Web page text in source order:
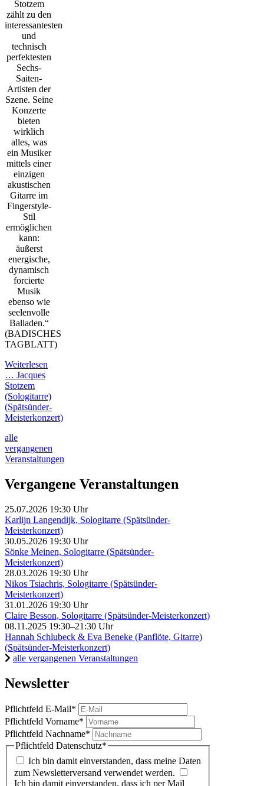
Stotzem
zählt zu den
interessantesten
und
technisch
perfektesten
Sechs-
Saiten-
Artisten der
Szene. Seine
Konzerte
bieten
wirklich
alles, was
ein Musiker
mittels einer
einzigen
akustischen
Gitarre im
Fingerstyle-
Stil
ermöglichen
kann:
äußerst
energische,
dynamisch
forcierte
Musik
ebenso wie
seelenvolle
Balladen.“
(BADISCHES
TAGBLATT)
Weiterlesen
… Jacques
Stotzem
(Sologitarre)
(Spätsünder-
Meisterkonzert)
alle
vergangenen
Veranstaltungen
Vergangene Veranstaltungen
25.07.2026 19:30 Uhr
Karlijn Langendijk, Sologitarre (Spätsünder-
Meisterkonzert)
30.05.2026 19:30 Uhr
Sönke Meinen, Sologitarre (Spätsünder-
Meisterkonzert)
28.03.2026 19:30 Uhr
Nikos Tsiachris, Sologitarre (Spätsünder-
Meisterkonzert)
31.01.2026 19:30 Uhr
Claire Besson, Sologitarre (Spätsünder-Meisterkonzert)
08.11.2025 19:30–21:30 Uhr
Hannah Schlubeck & Eva Beneke (Panflöte, Gitarre)
(Spätsünder-Meisterkonzert)
alle vergangenen Veranstaltungen
Newsletter
Pflichtfeld E-Mail*
Pflichtfeld Vorname*
Pflichtfeld Nachname*
Pflichtfeld Datenschutz*
Ich bin damit einverstanden, dass meine Daten
zum Newsletterversand verwendet werden.
Ich bin damit einverstanden, dass ich per Mail